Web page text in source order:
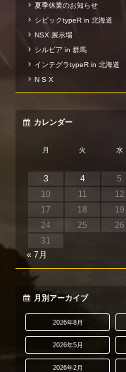
夏季休業のお知らせ
シビックtypeR in 北海道
NSX 展示場
シルビア in 群馬
インテグラtypeR in 北海道
N S X
カレンダー
月 火 水
3
4 5
10
11 12
17
18 19
24
25 26
31
« 7月
月別アーカイブ
2026年8月
2026年5月
2026年2月